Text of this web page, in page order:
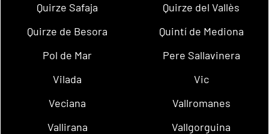
Quirze Safaja
Quirze del Vallès
Quirze de Besora
Quintí de Mediona
Pol de Mar
Pere Sallavinera
Vilada
Vic
Veciana
Vallromanes
Vallirana
Vallgorguina